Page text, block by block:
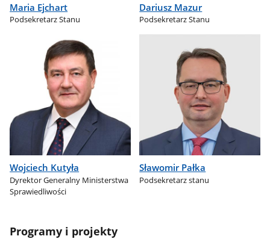
Maria Ejchart
Podsekretarz Stanu
Dariusz Mazur
Podsekretarz Stanu
Wojciech Kutyła
Dyrektor Generalny Ministerstwa
Sprawiedliwości
Sławomir Pałka
Podsekretarz stanu
Programy i projekty